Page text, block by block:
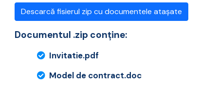
Descarcă fisierul zip cu documentele atașate
Documentul .zip conține:
Invitatie.pdf
Model de contract.doc